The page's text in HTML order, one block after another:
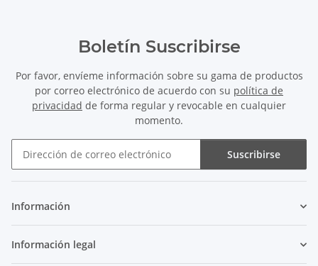
Boletín Suscribirse
Por favor, envíeme información sobre su gama de productos
por correo electrónico de acuerdo con su política de
privacidad de forma regular y revocable en cualquier
momento.
Suscribirse
Información
Información legal